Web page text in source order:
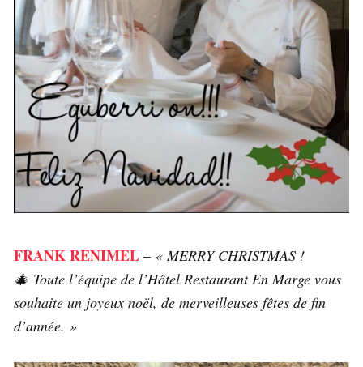
FRANK RENIMEL – « MERRY CHRISTMAS !
🎄 Toute l’équipe de l’Hôtel Restaurant En Marge vous
souhaite un joyeux noël, de merveilleuses fêtes de fin
d’année. »